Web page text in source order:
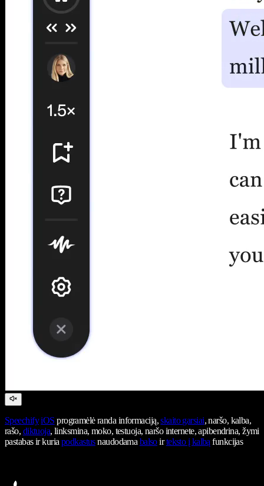
Speechify iOS programėlė randa informaciją,skaito garsiai, naršo, kalba,
rašo, diktuoja, linksmina, moko, testuoja, naršo internete, apibendrina, žymi
pastabas ir kuriapodkastusnaudodamabalsoirteksto į kalbąfunkcijas